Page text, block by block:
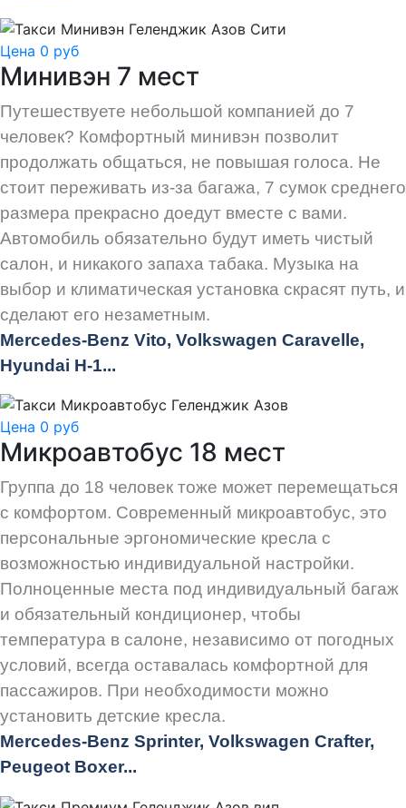
Цена 0 руб
Минивэн 7 мест
Путешествуете небольшой компанией до 7
человек? Комфортный минивэн позволит
продолжать общаться, не повышая голоса. Не
стоит переживать из-за багажа, 7 сумок среднего
размера прекрасно доедут вместе с вами.
Автомобиль обязательно будут иметь чистый
салон, и никакого запаха табака. Музыка на
выбор и климатическая установка скрасят путь, и
сделают его незаметным.
Mercedes-Benz Vito, Volkswagen Caravelle,
Hyundai H-1...
Цена 0 руб
Микроавтобус 18 мест
Группа до 18 человек тоже может перемещаться
с комфортом. Современный микроавтобус, это
персональные эргономические кресла с
возможностью индивидуальной настройки.
Полноценные места под индивидуальный багаж
и обязательный кондиционер, чтобы
температура в салоне, независимо от погодных
условий, всегда оставалась комфортной для
пассажиров. При необходимости можно
установить детские кресла.
Mercedes-Benz Sprinter, Volkswagen Crafter,
Peugeot Boxer...